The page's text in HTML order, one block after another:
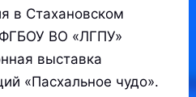
в Стахановском
ВО «ЛГПУ»
выставка
«Пасхальное чудо».